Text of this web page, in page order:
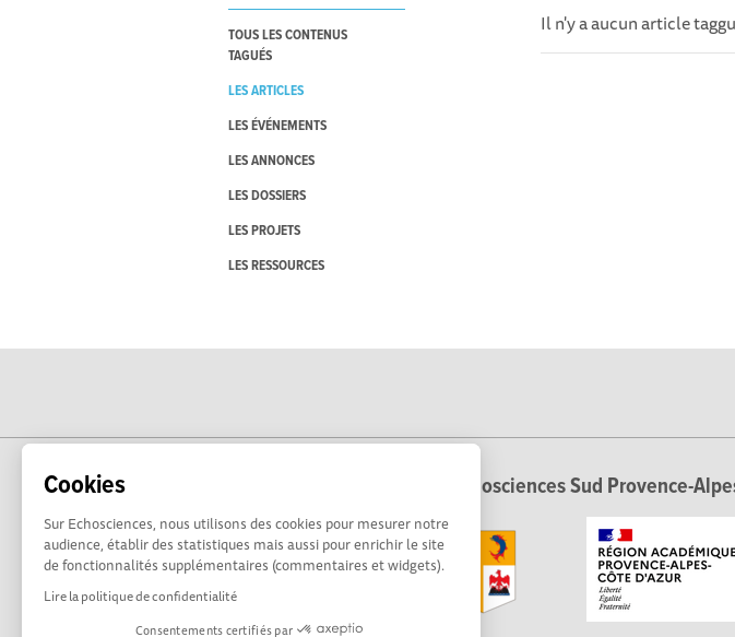
Cookies
Sur Echosciences, nous utilisons des cookies pour mesurer notre
audience, établir des statistiques mais aussi pour enrichir le site
de fonctionnalités supplémentaires (commentaires et widgets).
Lire la politique de confidentialité
Consentements certifiés par
TOUS LES CONTENUS
TAGUÉS
LES ARTICLES
LES ÉVÉNEMENTS
LES ANNONCES
LES DOSSIERS
LES PROJETS
LES RESSOURCES
Il n'y a aucun article
Echosciences Sud Provence-